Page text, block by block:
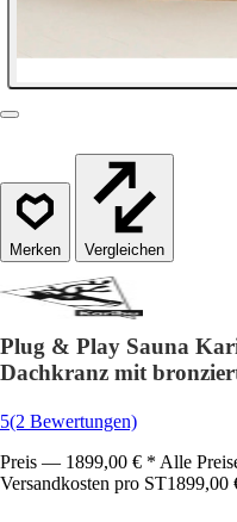
Vergleichen
Plug & Play Sauna
Dachkranz mit
5(2 Bewertungen)
Preis — 1899,00 € * Alle
Versandkosten pro ST1899,00